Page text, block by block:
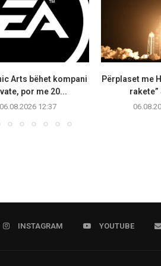
Arts bëhet kompani
por me 20...
06.08.2026 12:37
Përplaset me
rakete”
INSTAGRAM YOUTUBE